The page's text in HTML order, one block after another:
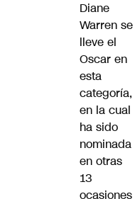
Diane
Warren se
lleve el
Oscar en
esta
categoría,
en la cual
ha sido
nominada
en otras
13
ocasiones